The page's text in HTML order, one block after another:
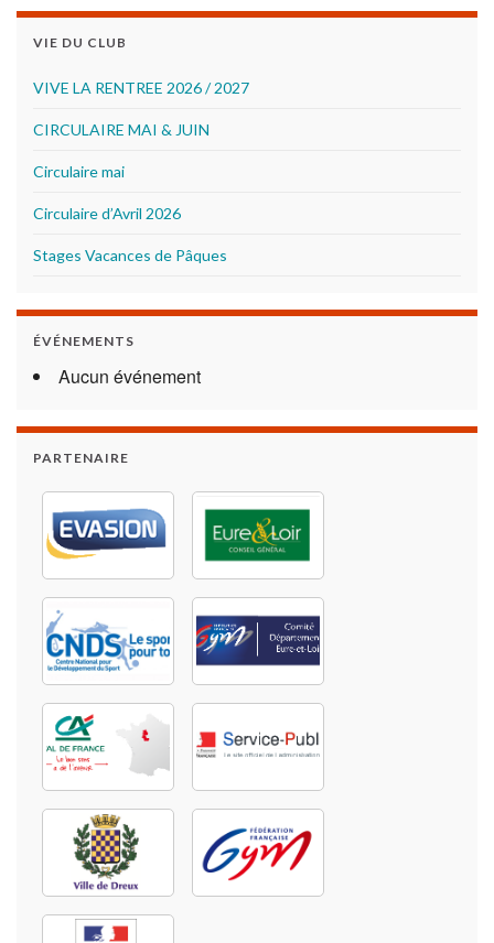
VIE DU CLUB
VIVE LA RENTREE 2026 / 2027
CIRCULAIRE MAI & JUIN
Circulaire mai
Circulaire d’Avril 2026
Stages Vacances de Pâques
ÉVÉNEMENTS
Aucun événement
PARTENAIRE